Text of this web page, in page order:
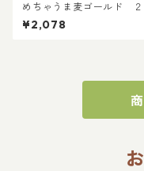
めちゃうま麦ゴールド ２
度 2Lパック｜晩酌 飲み
Lパック お得な焼酎 2L焼酎
¥2,078